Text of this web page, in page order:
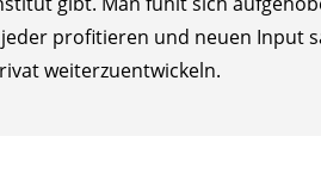
profitieren und neuen Input
weiterzuentwickeln.